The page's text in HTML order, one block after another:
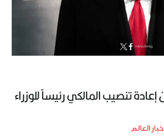
تنصيب المالكي رئيساً للوزراء
العالم